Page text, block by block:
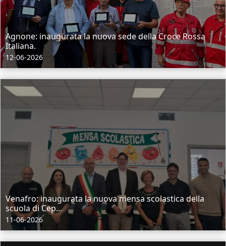
Agnone: inaugurata la nuova sede della Croce Rossa
Italiana.
12-06-2026
Venafro: inaugurata la nuova mensa scolastica della
scuola di Cep...
11-06-2026